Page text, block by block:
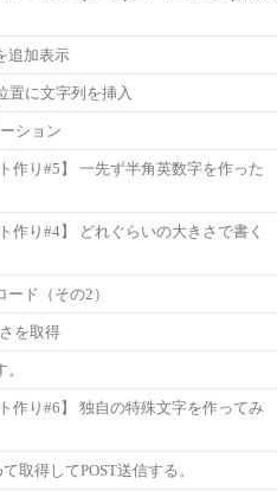
追加表示
置に文字列を挿入
ション
作り#5】 一先ず半角英数字を作った
作り#4】 どれぐらいの大きさで書く
ド（その2）
を取得
作り#6】 独自の特殊文字を作ってみ
取得してPOST送信する。